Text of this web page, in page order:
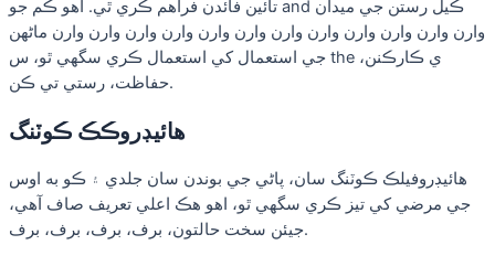
تائين فائدن فراهم ڪري ٿي. اهو ڪم جو and ڪيل رستن جي ميدان
وارن وارن وارن وارن وارن وارن وارن وارن وارن وارن وارن وارن ماڻهن
جي استعمال کي استعمال ڪري سگهي ٿو، س the ي ڪارڪنن،
حفاظت، رستي تي ڪن.
هائيڊروڪڪ ڪوٽنگ
هائيڊروفيلڪ ڪوٽنگ سان، پاڻي جي بوندن سان جلدي ۽ ڪو به اوس
جي مرضي کي تيز ڪري سگهي ٿو، اهو هڪ اعلي تعريف صاف آهي،
جيئن سخت حالتون، برف، برف، برف، برف.